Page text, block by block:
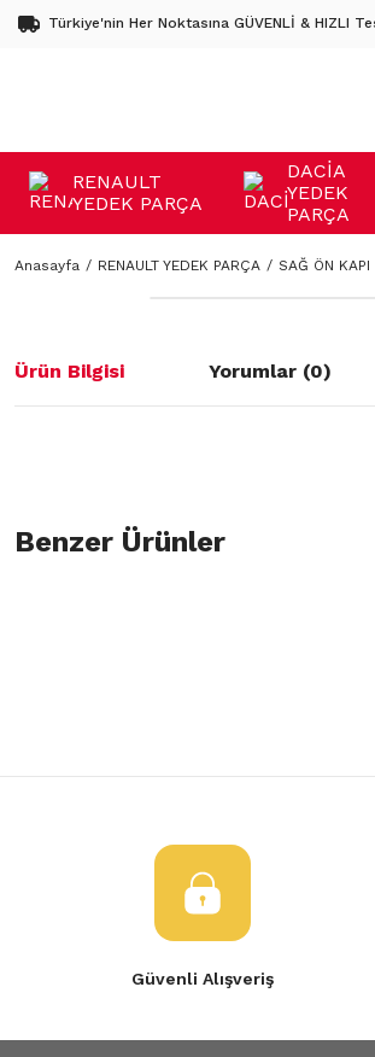
Türkiye'nin Her Noktasına GÜVENLİ & HIZLI
RENAULT
YEDEK PARÇA
DACİA
YEDEK
PARÇA
Anasayfa RENAULT YEDEK PARÇA SAĞ ÖN
Ürün Bilgisi Yorumlar (0)
öneri formunu kullanarak tarafımıza
Bu ürüne benzer farklı alternatifler olmalı.
Benzer Ürünler
Güvenli Alışveriş